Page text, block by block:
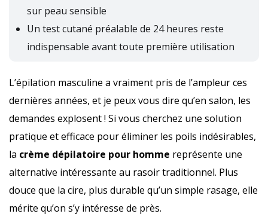
sur peau sensible
Un test cutané préalable de 24 heures reste
indispensable avant toute première utilisation
L’épilation masculine a vraiment pris de l’ampleur ces
dernières années, et je peux vous dire qu’en salon, les
demandes explosent ! Si vous cherchez une solution
pratique et efficace pour éliminer les poils indésirables,
la crème dépilatoire pour homme représente une
alternative intéressante au rasoir traditionnel. Plus
douce que la cire, plus durable qu’un simple rasage, elle
mérite qu’on s’y intéresse de près.